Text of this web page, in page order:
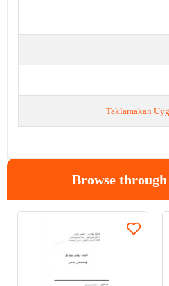
Taklamakan
Browse through